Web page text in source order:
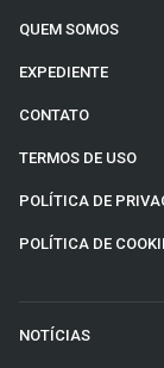
QUEM SOMOS
EXPEDIENTE
CONTATO
TERMOS DE USO
POLÍTICA DE
POLÍTICA DE
NOTÍCIAS